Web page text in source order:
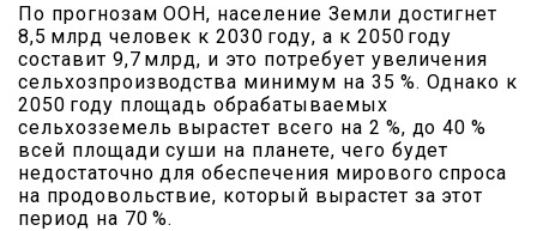
По прогнозам ООН, население Земли достигнет
8,5 млрд человек к 2030 году, а к 2050 году
составит 9,7 млрд, и это потребует увеличения
сельхозпроизводства минимум на 35 %. Однако к
2050 году площадь обрабатываемых
сельхозземель вырастет всего на 2 %, до 40 %
всей площади суши на планете, чего будет
недостаточно для обеспечения мирового спроса
на продовольствие, который вырастет за этот
период на 70 %.